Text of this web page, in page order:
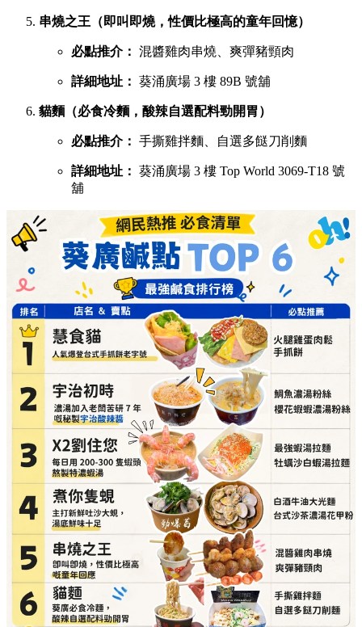
串燒之王（即叫即燒，性價比極高的童年回憶）
必點推介： 混醬雞肉串燒、爽彈豬頸肉
詳細地址： 葵涌廣場 3 樓 89B 號舖
貓麵（必食冷麵，酸辣自選配料勁開胃）
必點推介： 手撕雞拌麵、自選多餸刀削麵
詳細地址： 葵涌廣場 3 樓 Top World 3069-T18 號
舖